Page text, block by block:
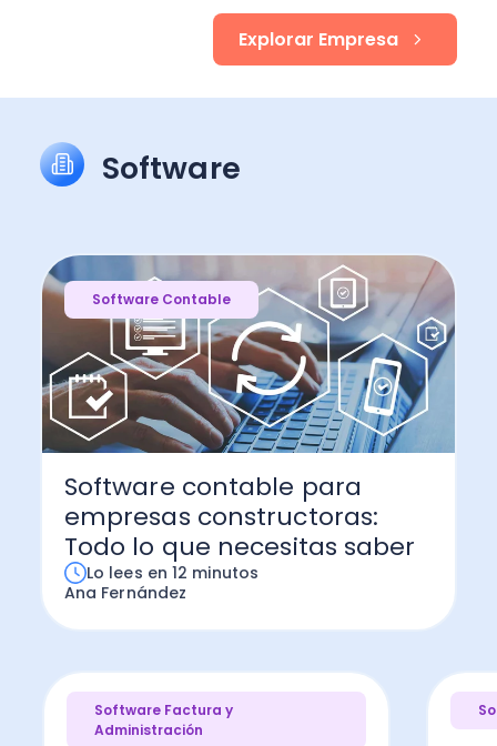
Explorar Empresa
Software
Software Contable
Software contable para
empresas constructoras:
Todo lo que necesitas saber
Lo lees en 12 minutos
Ana Fernández
Software Factura y
Administración